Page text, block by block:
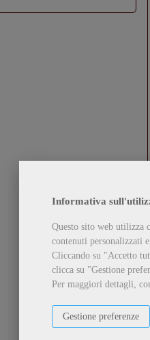
Informativa
Questo sito web utilizza
contenuti personalizzati
Cliccando su "Accetto
clicca su "Gestione
Per maggiori dettagli,
Gestione preferenze